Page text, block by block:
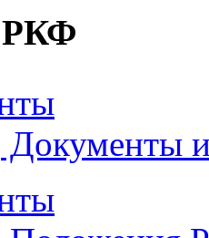
РКФ
Документы